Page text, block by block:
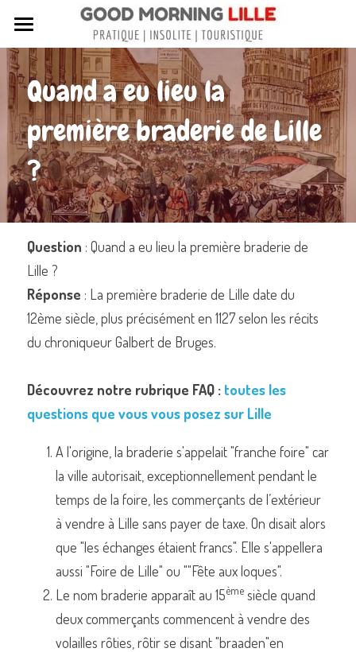
Tous nos articles
Sortir à Lille
Lille de A à Z
Nos livres sur Lille
Lille insolite et secret
Street Art à Lille
Toutes les rues de Lille
Contactez-nous
Rechercher
Quand a eu lieu la
première braderie de Lille
?
Question : Quand a eu lieu la première braderie de
Lille ?
Réponse : La première braderie de Lille date du
12ème siècle, plus précisément en 1127 selon les récits
du chroniqueur Galbert de Bruges.
Découvrez notre rubrique FAQ : toutes les
questions que vous vous posez sur Lille
A l'origine, la braderie s'appelait "franche foire" car
la ville autorisait, exceptionnellement pendant le
temps de la foire, les commerçants de l’extérieur
à vendre à Lille sans payer de taxe. On disait alors
que "les échanges étaient francs". Elle s'appellera
aussi "Foire de Lille" ou ""Fête aux loques".
Le nom braderie apparaît au 15ème siècle quand
deux commerçants commencent à vendre des
volailles rôties, rôtir se disant "braaden"en